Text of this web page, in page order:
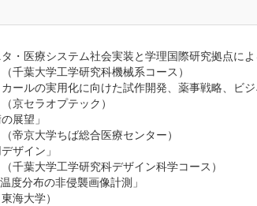
タ・医療システム社会実装と学理国際研究拠点に
大学工学研究科機械系コース）
カールの実用化に向けた試作開発、薬事戦略、ビジ
ラオプテック）
展望」
大学ちば総合医療センター）
ザイン」
大学工学研究科デザイン科学コース）
度分布の非侵襲画像計測」
大学）